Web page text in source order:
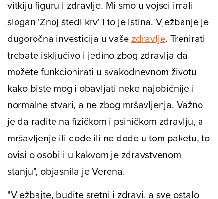
vani zlatna poluga jer ju je donio poštar. Nema
laganog treninga i puta kojim ćete ostvariti
vitkiju figuru i zdravlje. Mi smo u vojsci imali
slogan 'Znoj štedi krv' i to je istina. Vježbanje je
dugoročna investicija u vašezdravlje. Trenirati
trebate isključivo i jedino zbog zdravlja da
možete funkcionirati u svakodnevnom životu
kako biste mogli obavljati neke najobičnije i
normalne stvari, a ne zbog mršavljenja. Važno
je da radite na fizičkom i psihičkom zdravlju, a
mršavljenje ili dođe ili ne dođe u tom paketu, to
ovisi o osobi i u kakvom je zdravstvenom